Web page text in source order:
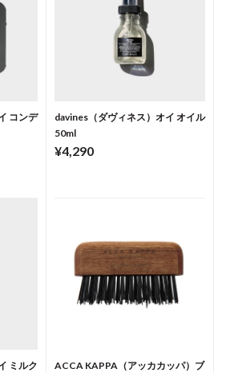
コンデ
davines（ダヴィネス）オイ オイル
50ml
¥4,290
ミルク
ACCA KAPPA（アッカカッパ）ブ